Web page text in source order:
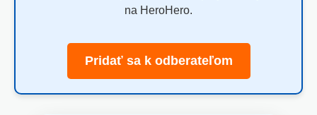
na HeroHero.
Pridať sa k odberateľom